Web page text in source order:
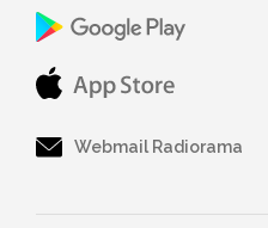
Webmail Radiorama